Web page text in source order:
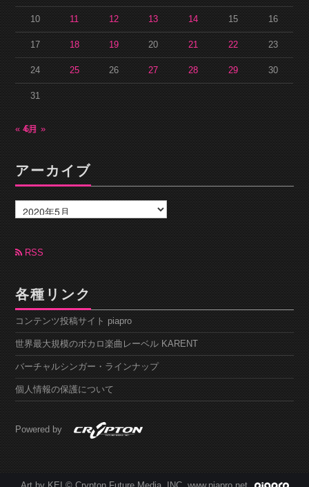
10 11 12 13 14 15 16
17 18 19 20 21 22 23
24 25 26 27 28 29 30
31
« 4月6月 »
アーカイブ
ー
カ
ブRSS
各種リンク
コンテンツ投稿サイト piapro
世界最大規模のボカロ楽曲レーベル KARENT
バーチャルシンガー・ラインナップ
個人情報の保護について
Powered by